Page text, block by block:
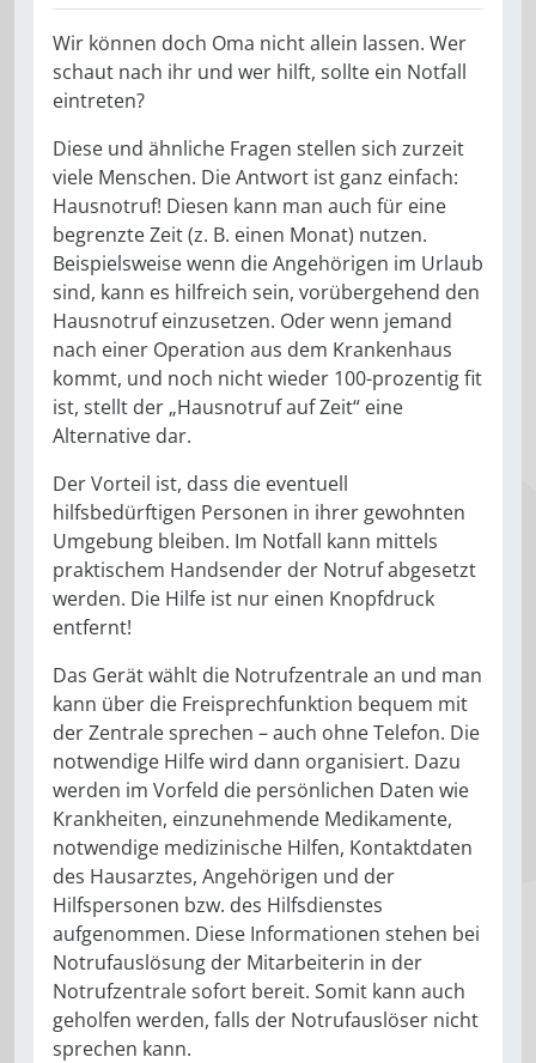
Wir können doch Oma nicht allein lassen. Wer
schaut nach ihr und wer hilft, sollte ein Notfall
eintreten?
Diese und ähnliche Fragen stellen sich zurzeit
viele Menschen. Die Antwort ist ganz einfach:
Hausnotruf! Diesen kann man auch für eine
begrenzte Zeit (z. B. einen Monat) nutzen.
Beispielsweise wenn die Angehörigen im Urlaub
sind, kann es hilfreich sein, vorübergehend den
Hausnotruf einzusetzen. Oder wenn jemand
nach einer Operation aus dem Krankenhaus
kommt, und noch nicht wieder 100-prozentig fit
ist, stellt der „Hausnotruf auf Zeit“ eine
Alternative dar.
Der Vorteil ist, dass die eventuell
hilfsbedürftigen Personen in ihrer gewohnten
Umgebung bleiben. Im Notfall kann mittels
praktischem Handsender der Notruf abgesetzt
werden. Die Hilfe ist nur einen Knopfdruck
entfernt!
Das Gerät wählt die Notrufzentrale an und man
kann über die Freisprechfunktion bequem mit
der Zentrale sprechen – auch ohne Telefon. Die
notwendige Hilfe wird dann organisiert. Dazu
werden im Vorfeld die persönlichen Daten wie
Krankheiten, einzunehmende Medikamente,
notwendige medizinische Hilfen, Kontaktdaten
des Hausarztes, Angehörigen und der
Hilfspersonen bzw. des Hilfsdienstes
aufgenommen. Diese Informationen stehen bei
Notrufauslösung der Mitarbeiterin in der
Notrufzentrale sofort bereit. Somit kann auch
geholfen werden, falls der Notrufauslöser nicht
sprechen kann.